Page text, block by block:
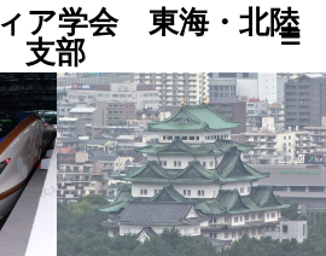
ア学会 東海・北陸
支部